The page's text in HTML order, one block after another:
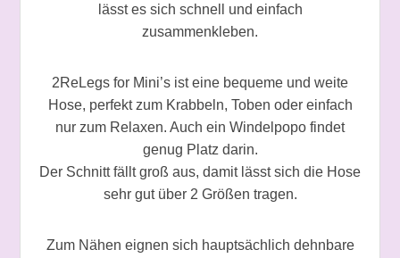
lässt es sich schnell und einfach
zusammenkleben.
2ReLegs for Mini’s ist eine bequeme und weite
Hose, perfekt zum Krabbeln, Toben oder einfach
nur zum Relaxen. Auch ein Windelpopo findet
genug Platz darin.
Der Schnitt fällt groß aus, damit lässt sich die Hose
sehr gut über 2 Größen tragen.
Zum Nähen eignen sich hauptsächlich dehnbare